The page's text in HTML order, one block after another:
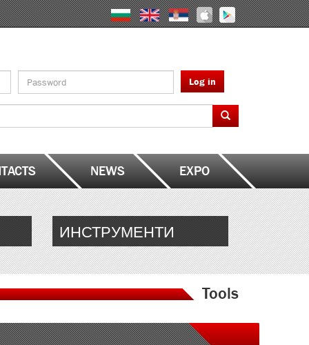
Log in
NEWS EXPO
ИНСТРУМЕНТИ
Tools